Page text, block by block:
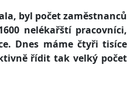
byl počet zaměstnanců
nelékařští pracovníci,
Dnes máme čtyři tisíce
řídit tak velký počet